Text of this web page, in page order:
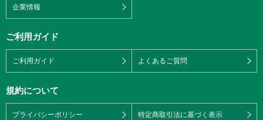
企業情報
ご利用ガイド
ご利用ガイド よくあるご質問
規約について
プライバシーポリシー 特定商取引法に基づく表示